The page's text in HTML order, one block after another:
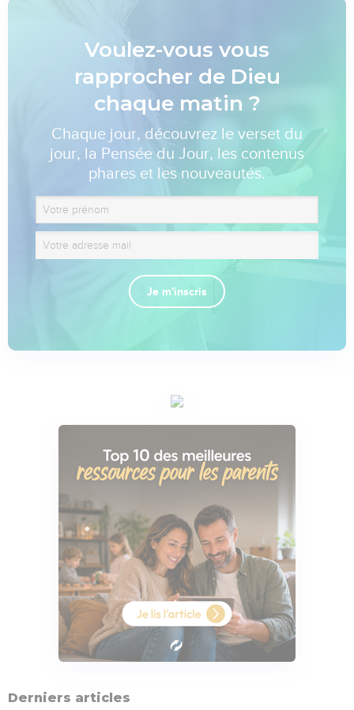
Voulez-vous vous
rapprocher de Dieu
chaque matin ?
Chaque jour, découvrez le verset du
jour, la Pensée du Jour, les contenus
phares et les nouveautés.
Je m'inscris
Derniers articles